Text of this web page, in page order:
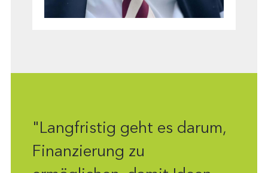
"Langfristig geht es darum,
Finanzierung zu